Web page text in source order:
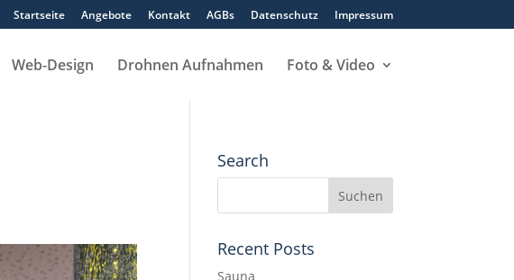
Startseite Angebote Kontakt AGBs Datenschutz Impressum
Web-Design Drohnen Aufnahmen Foto & Video
Search
Recent Posts
Sauna